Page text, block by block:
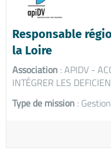
Responsable
la Loire
Association : APIDV -
INTÉGRER LES
Type de mission :